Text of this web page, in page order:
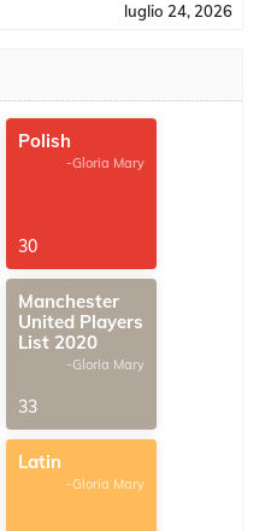
luglio 24, 2026
Polish
-Gloria Mary
30
Manchester
United Players
List 2020
-Gloria Mary
33
Latin
-Gloria Mary